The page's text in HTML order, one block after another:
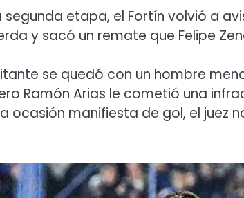
etapa, el Fortín volvió a
y sacó un remate que Felipe
se quedó con un hombre
Ramón Arias le cometió una
ocasión manifiesta de gol, el juez